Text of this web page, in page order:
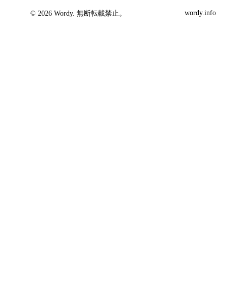
© 2026 Wordy. 無断転載禁止。 wordy.info